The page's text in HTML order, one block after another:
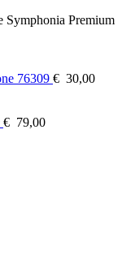
Symphonia Premium
76309 € 30,00
€ 79,00